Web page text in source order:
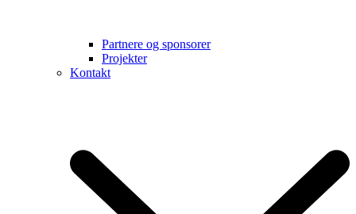
Partnere og sponsorer
Projekter
Kontakt